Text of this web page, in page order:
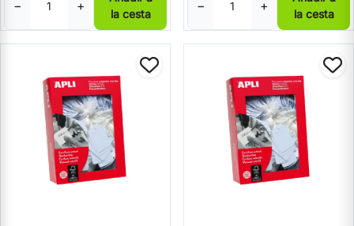
− +
la cesta
− +
la cesta